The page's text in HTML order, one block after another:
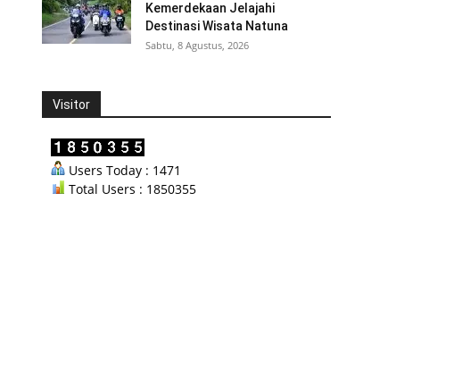
Kemerdekaan Jelajahi
Destinasi Wisata Natuna
Sabtu, 8 Agustus, 2026
Visitor
Users Today : 1471
Total Users : 1850355